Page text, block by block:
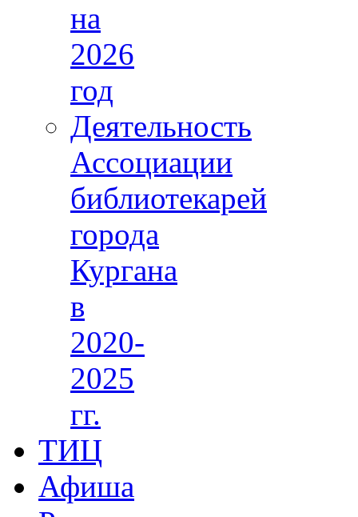
на
2026
год
Деятельность
Ассоциации
библиотекарей
города
Кургана
в
2020-
2025
гг.
ТИЦ
Афиша